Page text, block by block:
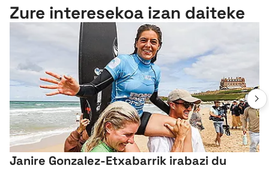
Zure interesekoa izan daiteke
Janire Gonzalez-Etxabarrik irabazi du